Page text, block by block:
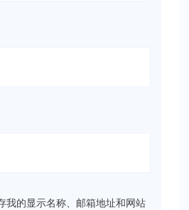
我的显示名称、邮箱地址和网站